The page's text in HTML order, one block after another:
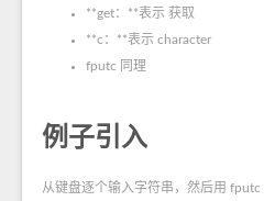
**get：**表示 获取
**c：**表示 character
fputc 同理
例子引入
从键盘逐个输入字符串，然后用